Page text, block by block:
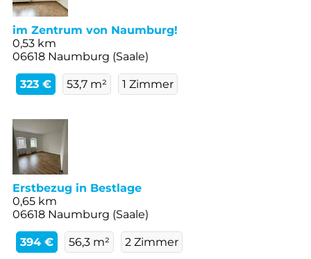
im Zentrum von Naumburg!
0,53 km
06618 Naumburg (Saale)
323 € 53,7 m² 1 Zimmer
Erstbezug in Bestlage
0,65 km
06618 Naumburg (Saale)
394 € 56,3 m² 2 Zimmer